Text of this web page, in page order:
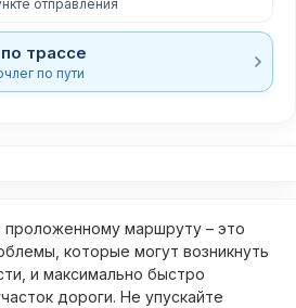
отправления
трассе
по пути
маршруту – это
которые могут возникнуть
и максимально быстро
дороги. Не упускайте